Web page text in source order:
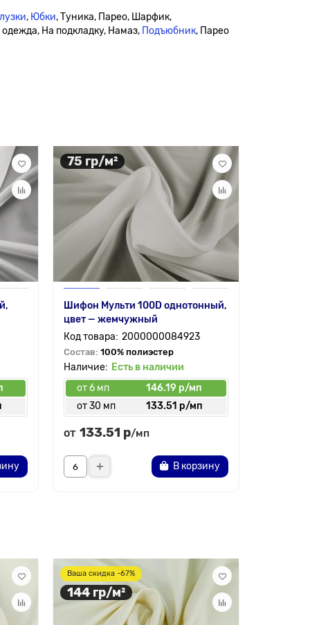
, Юбки, Туника, Парео, Шарфик,
одежда, На подкладку, Намаз, Подъюбник, Парео
75 гр/м²
Шифон Мульти 100D однотонный,
цвет — жемчужный
2000000084923
Состав: 100% полиэстер
Есть в наличии
от 6 мп
146.19 р/мп
от 30 мп
133.51 р/мп
от 133.51 р/мп
В корзину
Ваша скидка -67%
144 гр/м²